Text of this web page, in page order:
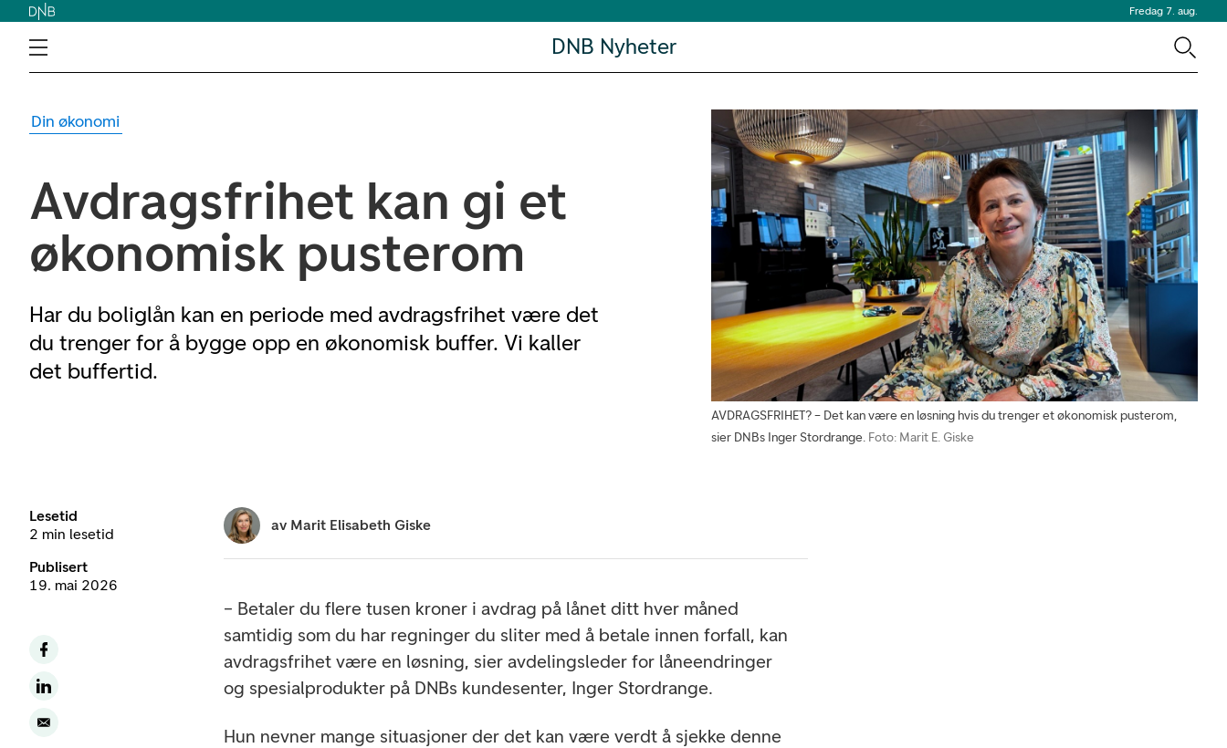
Fredag 7. aug.
DNB Nyheter
Din økonomi
Avdragsfrihet kan gi et
økonomisk pusterom
Har du boliglån kan en periode med avdragsfrihet være det
du trenger for å bygge opp en økonomisk buffer. Vi kaller
det buffertid.
AVDRAGSFRIHET? – Det kan være en løsning hvis du trenger et økonomisk pusterom,
sier DNBs Inger Stordrange. Foto: Marit E. Giske
Lesetid
2 min lesetid
Publisert
19. mai 2026
av Marit Elisabeth Giske
– Betaler du flere tusen kroner i avdrag på lånet ditt hver måned
samtidig som du har regninger du sliter med å betale innen forfall, kan
avdragsfrihet være en løsning, sier avdelingsleder for låneendringer
og spesialprodukter på DNBs kundesenter, Inger Stordrange.
Hun nevner mange situasjoner der det kan være verdt å sjekke denne